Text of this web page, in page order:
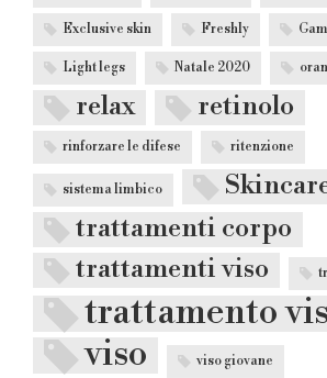
Exclusive skin Freshly
Light legs Natale 2020
relax retinolo
rinforzare le difese ritenzione
sistema limbico
trattamenti corpo
trattamenti viso
trattamento
viso
viso giovane